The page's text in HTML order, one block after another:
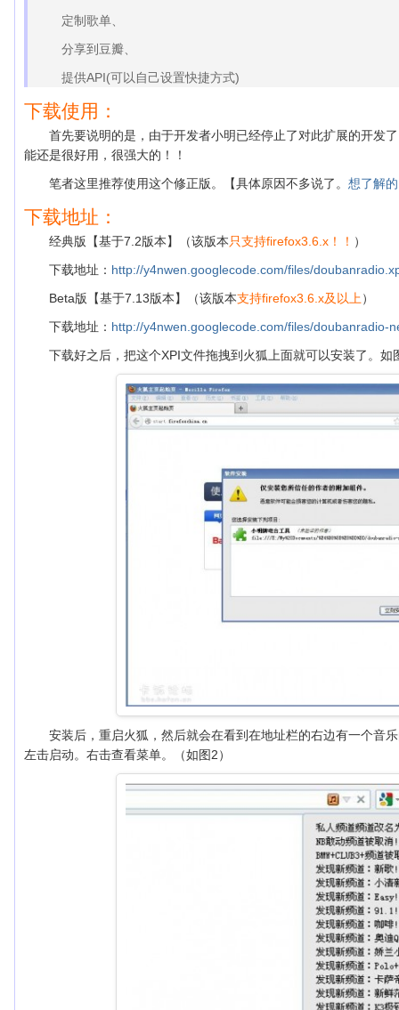
定制歌单、
分享到豆瓣、
提供API(可以自己设置快捷方式)
下载使用：
首先要说明的是，由于开发者小明已经停止了对此扩展的开发
能还是很好用，很强大的！！
笔者这里推荐使用这个修正版。【具体原因不多说了。 想了解
下载地址：
经典版【基于7.2版本】（该版本只支持firefox3.6.x！！ ）
下载地址： http://y4nwen.googlecode.com/files/
Beta版【基于7.13版本】（该版本支持firefox3.6.x及以上）
下载地址： http://y4nwen.googlecode.com/files/doubanradio-
下载好之后，把这个XPI文件拖拽到火狐上面就可以安装了。如
安装后，重启火狐，然后就会在看到在地址栏的右边有一个音
左击启动。右击查看菜单。（如图2）